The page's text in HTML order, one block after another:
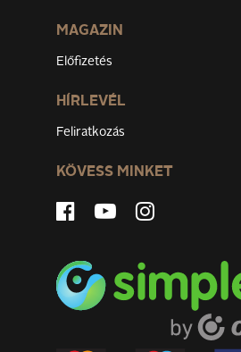
MAGAZIN
Előfizetés
HÍRLEVÉL
Feliratkozás
KÖVESS MINKET